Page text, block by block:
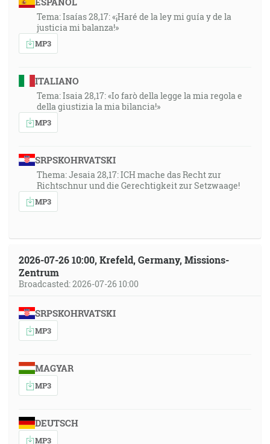
Tema: Isaías 28,17: «¡Haré de la ley mi guía y de la
justicia mi balanza!»
MP3
ITALIANO
Tema: Isaia 28,17: «Io farò della legge la mia regola e
della giustizia la mia bilancia!»
MP3
SRPSKOHRVATSKI
Thema: Jesaia 28,17: ICH mache das Recht zur
Richtschnur und die Gerechtigkeit zur Setzwaage!
MP3
2026-07-26 10:00, Krefeld, Germany, Missions-
Zentrum
Broadcasted: 2026-07-26 10:00
SRPSKOHRVATSKI
MP3
MAGYAR
MP3
DEUTSCH
MP3